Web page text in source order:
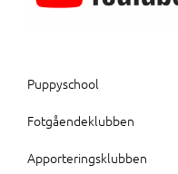
Puppyschool
Fotgåendeklubben
Apporteringsklubben